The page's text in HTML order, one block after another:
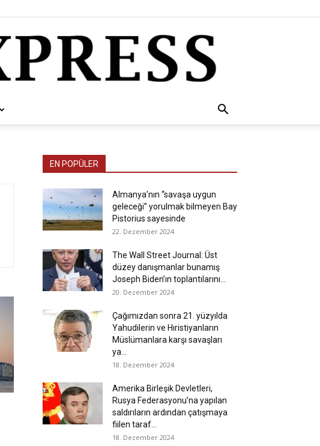
EN POPÜLER
Almanya’nın “savaşa uygun
geleceği” yorulmak bilmeyen Bay
Pistorius sayesinde
22. Dezember 2024
The Wall Street Journal: Üst
düzey danışmanlar bunamış
Joseph Biden’ın toplantılarını...
20. Dezember 2024
Çağımızdan sonra 21. yüzyılda
Yahudilerin ve Hıristiyanların
Müslümanlara karşı savaşları
ya...
18. Dezember 2024
Amerika Birleşik Devletleri,
Rusya Federasyonu’na yapılan
saldırıların ardından çatışmaya
fiilen taraf...
18. Dezember 2024